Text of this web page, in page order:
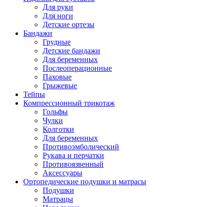
Для руки
Для ноги
Детские ортезы
Бандажи
Грудные
Детские бандажи
Для беременных
Послеоперационные
Паховые
Грыжевые
Тейпы
Компрессионный трикотаж
Гольфы
Чулки
Колготки
Для беременных
Противоэмболический
Рукава и перчатки
Противоязвенный
Аксессуары
Ортопедические подушки и матрасы
Подушки
Матрацы